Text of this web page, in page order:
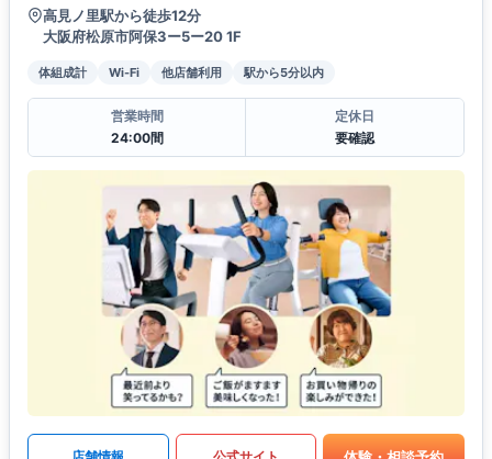
高見ノ里駅から徒歩12分
大阪府松原市阿保3ー5ー20 1F
体組成計 Wi-Fi 他店舗利用 駅から5分以内
営業時間
24:00間
定休日
要確認